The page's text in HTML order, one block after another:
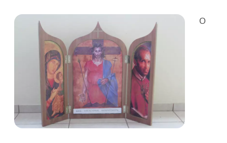
O